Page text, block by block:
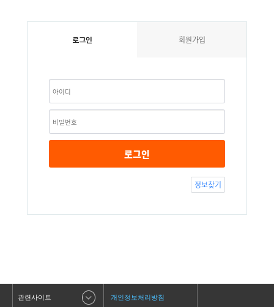
로그인 회원가입
로그인
정보찾기
관련사이트 개인정보처리방침